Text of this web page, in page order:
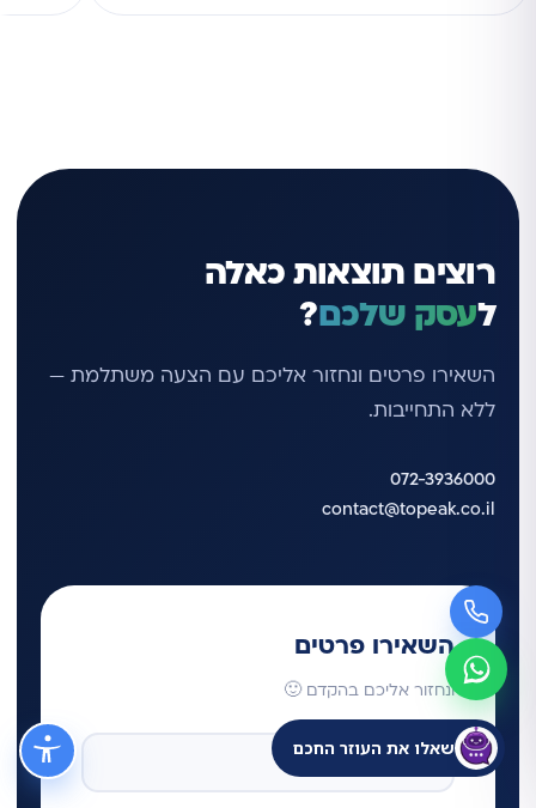
רוצים תוצאות כאלה
לעסק שלכם?
השאירו פרטים ונחזור אליכם עם הצעה משתלמת —
ללא התחייבות.
072-3936000
contact@topeak.co.il
השאירו פרטים
ונחזור אליכם בהקדם 🙂
שאלו את העוזר החכם